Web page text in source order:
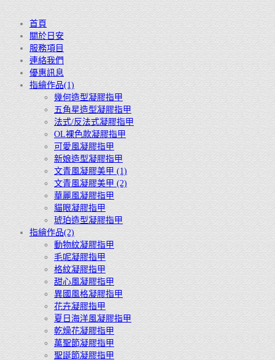
首頁
關於日安
服務項目
連絡我們
優惠訊息
指繪作品(1)
幾何造型凝膠指甲
五角星造型凝膠指甲
法式/反法式凝膠指甲
OL裸色款凝膠指甲
可愛風凝膠指甲
新娘造型凝膠指甲
文青風凝膠美甲 (1)
文青風凝膠美甲 (2)
華麗風凝膠指甲
貓眼凝膠指甲
琥珀造型凝膠指甲
指繪作品(2)
動物紋凝膠指甲
毛呢凝膠指甲
格紋凝膠指甲
甜心風凝膠指甲
異國風格凝膠指甲
花卉凝膠指甲
夏日海洋風凝膠指甲
乾燥花凝膠指甲
萬聖節凝膠指甲
聖誕節凝膠指甲